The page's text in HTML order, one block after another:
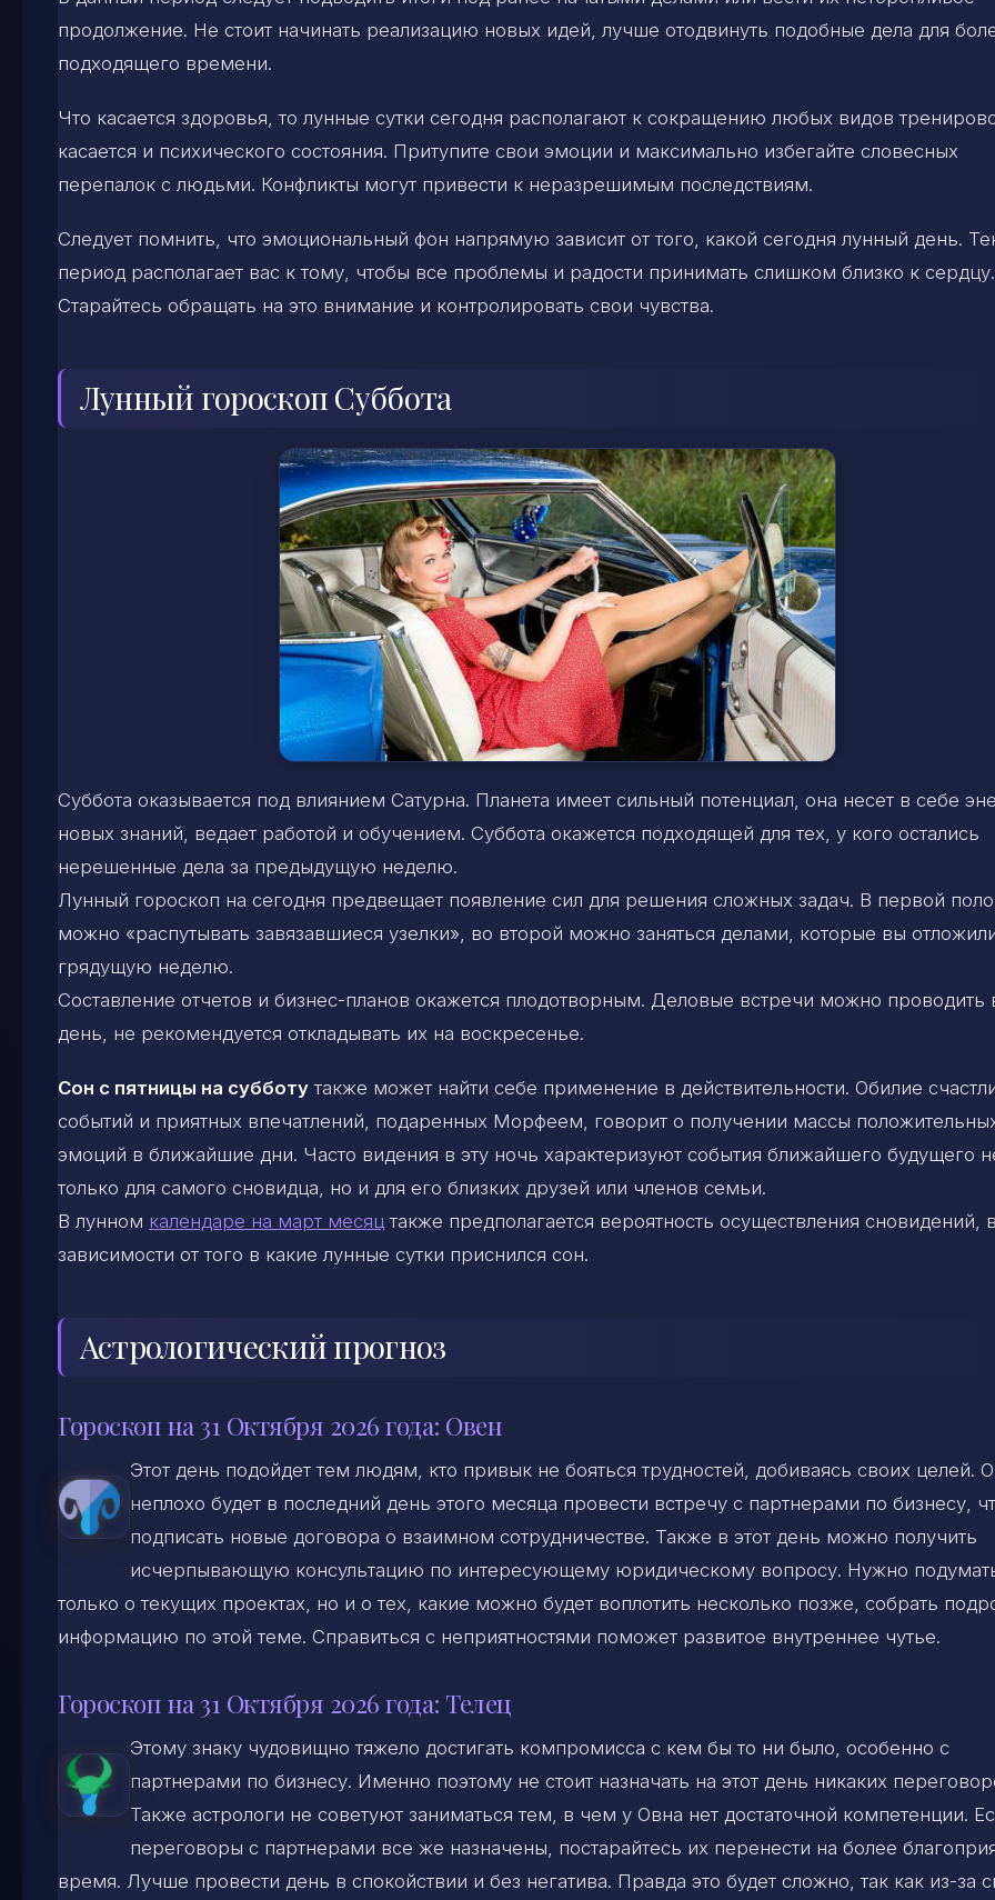
продолжение. Не стоит начинать реализацию новых идей, лучше отодвинуть подобные дела для
подходящего времени.
Что касается здоровья, то лунные сутки сегодня располагают к сокращению любых видов
касается и психического состояния. Притупите свои эмоции и максимально избегайте словесных
перепалок с людьми. Конфликты могут привести к неразрешимым последствиям.
Следует помнить, что эмоциональный фон напрямую зависит от того, какой сегодня лунный день.
период располагает вас к тому, чтобы все проблемы и радости принимать слишком близко к сердцу.
Старайтесь обращать на это внимание и контролировать свои чувства.
Лунный гороскоп Суббота
Суббота оказывается под влиянием Сатурна. Планета имеет сильный потенциал, она несет в себе
новых знаний, ведает работой и обучением. Суббота окажется подходящей для тех, у кого остались
нерешенные дела за предыдущую неделю.
Лунный гороскоп на сегодня предвещает появление сил для решения сложных задач. В первой
можно «распутывать завязавшиеся узелки», во второй можно заняться делами, которые вы
грядущую неделю.
Составление отчетов и бизнес-планов окажется плодотворным. Деловые встречи можно проводить
день, не рекомендуется откладывать их на воскресенье.
Сон с пятницы на субботу также может найти себе применение в действительности. Обилие
событий и приятных впечатлений, подаренных Морфеем, говорит о получении массы
эмоций в ближайшие дни. Часто видения в эту ночь характеризуют события ближайшего будущего
только для самого сновидца, но и для его близких друзей или членов семьи.
В лунном календаре на март месяц также предполагается вероятность осуществления сновидений,
зависимости от того в какие лунные сутки приснился сон.
Астрологический прогноз
Гороскоп на 31 Октября 2026 года: Овен
Этот день подойдет тем людям, кто привык не бояться трудностей, добиваясь своих целей.
неплохо будет в последний день этого месяца провести встречу с партнерами по бизнесу,
подписать новые договора о взаимном сотрудничестве. Также в этот день можно получить
исчерпывающую консультацию по интересующему юридическому вопросу. Нужно
только о текущих проектах, но и о тех, какие можно будет воплотить несколько позже, собрать
информацию по этой теме. Справиться с неприятностями поможет развитое внутреннее чутье.
Гороскоп на 31 Октября 2026 года: Телец
Этому знаку чудовищно тяжело достигать компромисса с кем бы то ни было, особенно с
партнерами по бизнесу. Именно поэтому не стоит назначать на этот день никаких
Также астрологи не советуют заниматься тем, в чем у Овна нет достаточной компетенции.
переговоры с партнерами все же назначены, постарайтесь их перенести на более
время. Лучше провести день в спокойствии и без негатива. Правда это будет сложно, так как из-за